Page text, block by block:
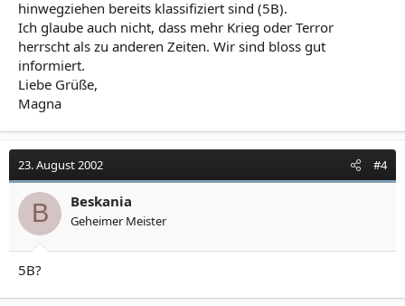
hinwegziehen bereits klassifiziert sind (5B).
Ich glaube auch nicht, dass mehr Krieg oder Terror
herrscht als zu anderen Zeiten. Wir sind bloss gut
informiert.
Liebe Grüße,
Magna
23. August 2002 #4
B Beskania
Geheimer Meister
5B?